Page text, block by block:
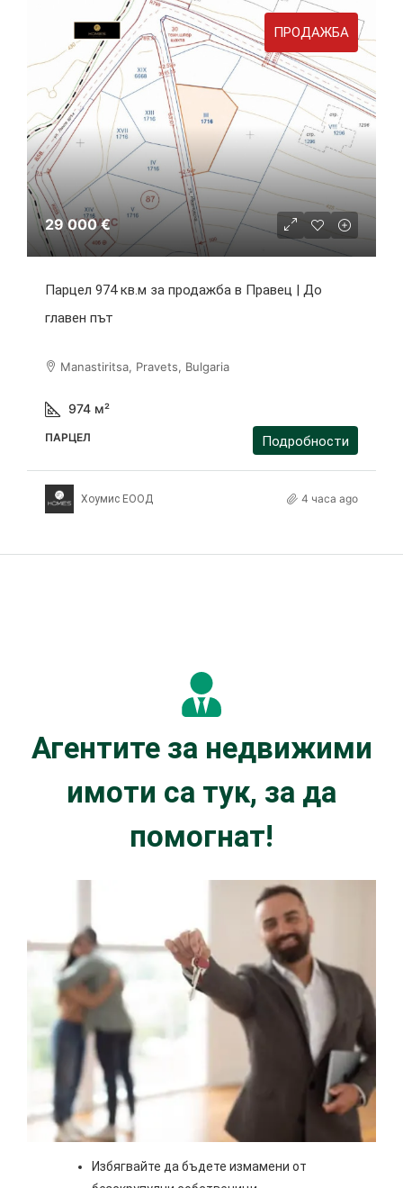
ПРОДАЖБА
29 000 €
Парцел 974 кв.м за продажба в Правец | До
главен път
Manastiritsa, Pravets, Bulgaria
974 м²
ПАРЦЕЛ Подробности
Хоумис ЕООД 4 часа ago
Агентите за недвижими
имоти са тук, за да
помогнат!
Избягвайте да бъдете измамени от